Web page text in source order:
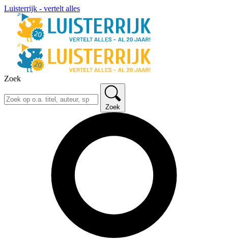
Luisterrijk - vertelt alles
Zoek
Zoek